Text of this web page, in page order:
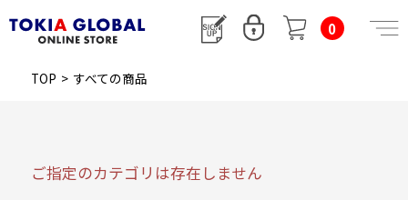
0
TOP > すべての商品
ご指定のカテゴリは存在しません